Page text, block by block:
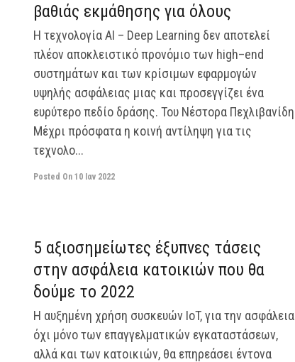
βαθιάς εκμάθησης για όλους
Η τεχνολογία ΑΙ – Deep Learning δεν αποτελεί
πλέον αποκλειστικό προνόμιο των high–end
συστημάτων και των κρίσιμων εφαρμογών
υψηλής ασφάλειας μιας και προσεγγίζει ένα
ευρύτερο πεδίο δράσης. Του Νέστορα Πεχλιβανίδη
Μέχρι πρόσφατα η κοινή αντίληψη για τις
τεχνολο...
Posted On 10 Ιαν 2022
5 αξιοσημείωτες έξυπνες τάσεις
στην ασφάλεια κατοικιών που θα
δούμε το 2022
Η αυξημένη χρήση συσκευών IoT, για την ασφάλεια
όχι μόνο των επαγγελματικών εγκαταστάσεων,
αλλά και των κατοικιών, θα επηρεάσει έντονα